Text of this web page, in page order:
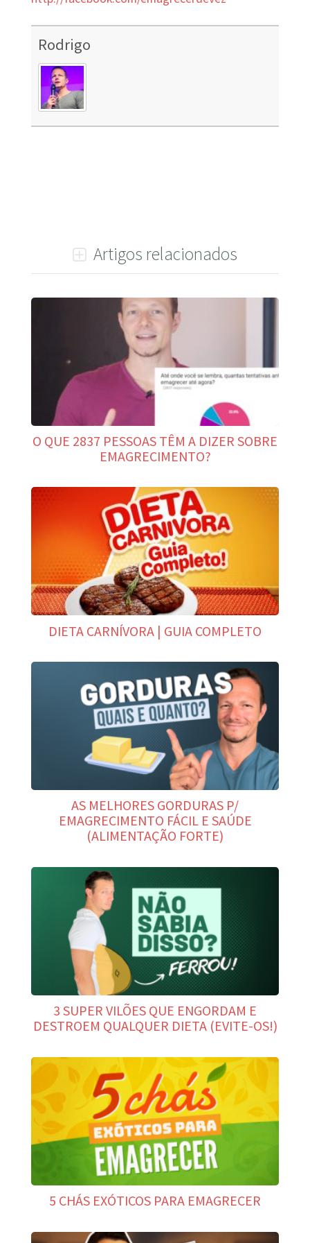
Rodrigo
Artigos relacionados
O QUE 2837 PESSOAS TÊM A DIZER SOBRE
EMAGRECIMENTO?
DIETA CARNÍVORA | GUIA COMPLETO
AS MELHORES GORDURAS P/
EMAGRECIMENTO FÁCIL E SAÚDE
(ALIMENTAÇÃO FORTE)
3 SUPER VILÕES QUE ENGORDAM E
DESTROEM QUALQUER DIETA (EVITE-OS!)
5 CHÁS EXÓTICOS PARA EMAGRECER